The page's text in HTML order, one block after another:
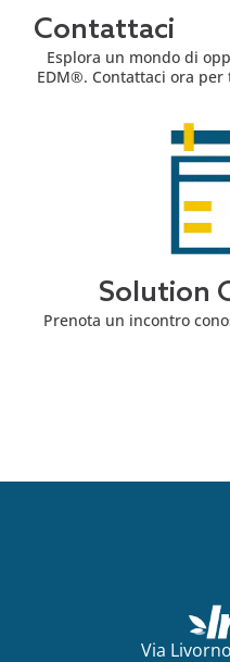
Contattaci
Esplora un mondo di
EDM®. Contattaci ora
Solution
Prenota un incontro
Via